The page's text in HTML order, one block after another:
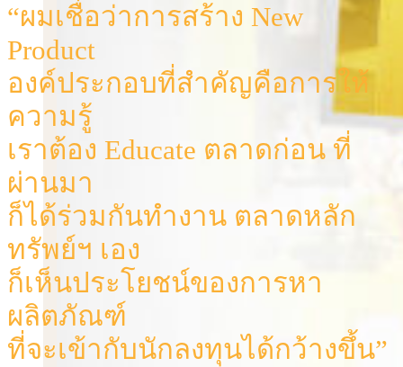
“ผมเชื่อว่าการสร้าง New
Product
องค์ประกอบที่สําคัญคือการให้
ความรู้
เราต้อง Educate ตลาดก่อน ที่
ผ่านมา
ก็ได้ร่วมกันทํางาน ตลาดหลัก
ทรัพย์ฯ เอง
ก็เห็นประโยชน์ของการหา
ผลิตภัณฑ์
ที่จะเข้ากับนักลงทุนได้กว้างขึ้น”